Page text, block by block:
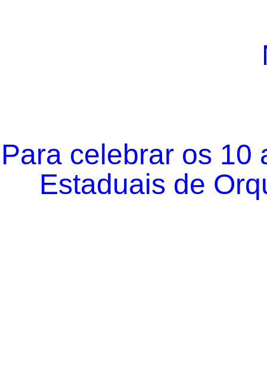
Para celebrar os 10
Estaduais de